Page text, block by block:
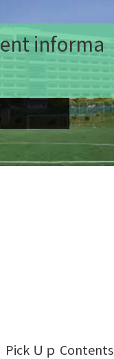
informa
Pick Ｕｐ Contents